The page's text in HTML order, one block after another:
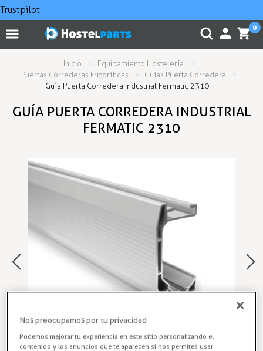
Trustpilot
0
Inicio
Equipamiento Hostelería
Puertas Correderas Frigoríficas
Guías Puerta Corredera
Guía Puerta Corredera Industrial Fermatic 2310
GUÍA PUERTA CORREDERA INDUSTRIAL
FERMATIC 2310
Nos preocupamos por tu privacidad
Podemos mejorar tu experiencia en este sitio personalizando el
contenido y los anuncios que te aparecen si nos permites usar